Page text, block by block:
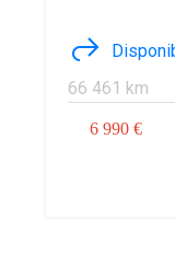
66 461 km
6 990 €